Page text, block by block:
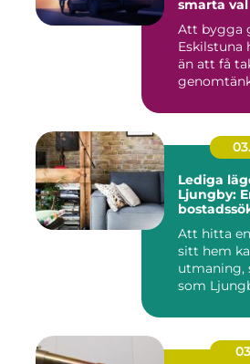
smarta val
Att bygga
Eskilstuna
än att få
Lediga
Ljungby:
Att hitta
sitt hem
utmaning,
som